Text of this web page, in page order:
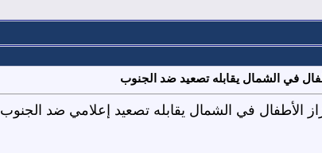
في الشمال يقابله تصعيد ضد الجنوب
الأطفال في الشمال يقابله تصعيد إعلامي ضد الجنوب